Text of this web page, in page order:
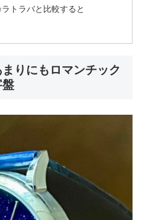
トラバと比較すると
りにもロマンチック
盤